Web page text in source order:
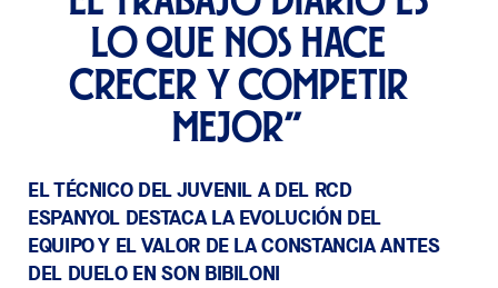
lo que nos hace
crecer y competir
mejor”
EL TÉCNICO DEL JUVENIL A DEL RCD
ESPANYOL DESTACA LA EVOLUCIÓN DEL
EQUIPO Y EL VALOR DE LA CONSTANCIA ANTES
DEL DUELO EN SON BIBILONI